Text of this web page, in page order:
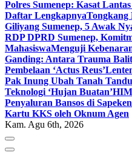
Polres Sumenep: Kasat
Daftar LengkapnyaTongkang
Giliyang Sumenep, 5 Awak
RDP DPRD Sumenep,
MahasiswaMenguji
Ganding: Antara Trauma
Pembelaan ‘Actus Reus’
Pak Inung Ubah Tanah
Teknologi ‘Hujan Buatan’
Penyaluran Bansos di
Kartu KKS oleh Oknum Agen
Kam. Agu 6th, 2026